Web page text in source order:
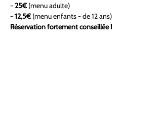
- 25€ (menu adulte)
- 12,5€ (menu enfants - de 12 ans)
Réservation fortement conseillée !